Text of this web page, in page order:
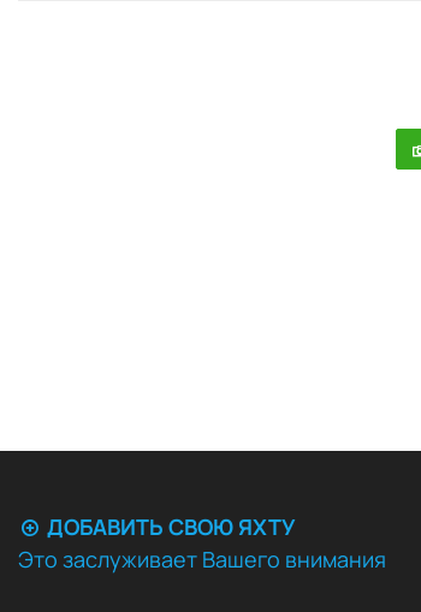
ДОБАВИТЬ СВОЮ ЯХТУ
Это заслуживает Вашего внимания